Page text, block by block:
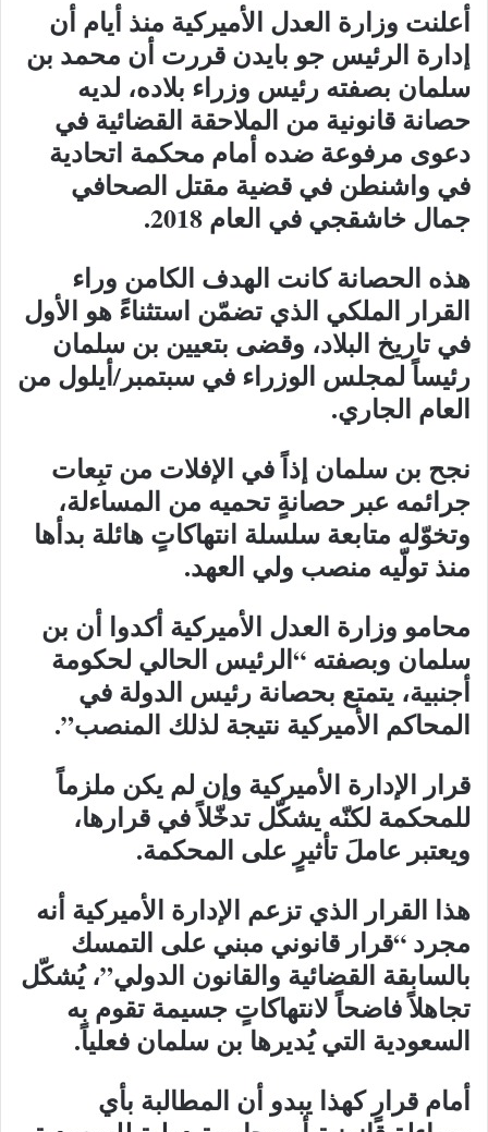
أعلنت وزارة العدل الأميركية منذ أيام أن
إدارة الرئيس جو بايدن قررت أن محمد بن
سلمان بصفته رئيس وزراء بلاده، لديه
حصانة قانونية من الملاحقة القضائية في
دعوى مرفوعة ضده أمام محكمة اتحادية
في واشنطن في قضية مقتل الصحافي
جمال خاشقجي في العام 2018.
هذه الحصانة كانت الهدف الكامن وراء
القرار الملكي الذي تضمّن استثناءً هو الأول
في تاريخ البلاد، وقضى بتعيين بن سلمان
رئيساً لمجلس الوزراء في سبتمبر/أيلول من
العام الجاري.
نجح بن سلمان إذاً في الإفلات من تبِعات
جرائمه عبر حصانةٍ تحميه من المساءلة،
وتخوّله متابعة سلسلة انتهاكاتٍ هائلة بدأها
منذ تولّيه منصب ولي العهد.
محامو وزارة العدل الأميركية أكدوا أن بن
سلمان وبصفته “الرئيس الحالي لحكومة
أجنبية، يتمتع بحصانة رئيس الدولة في
المحاكم الأميركية نتيجة لذلك المنصب”.
قرار الإدارة الأميركية وإن لم يكن ملزماً
للمحكمة لكنّه يشكّل تدخّلاً في قرارها،
ويعتبر عاملَ تأثيرٍ على المحكمة.
هذا القرار الذي تزعم الإدارة الأميركية أنه
مجرد “قرار قانوني مبني على التمسك
بالسابقة القضائية والقانون الدولي”، يُشكّل
تجاهلاً فاضحاً لانتهاكاتٍ جسيمة تقوم به
السعودية التي يُديرها بن سلمان فعلياً.
أمام قرارٍ كهذا يبدو أن المطالبة بأي